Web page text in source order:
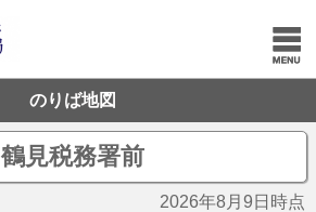
のりば地図
鶴見税務署前
2026年8月9日時点